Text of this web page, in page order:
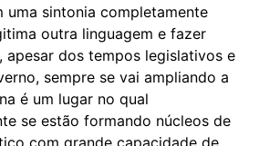
uma sintonia completamente
outra linguagem e fazer
dos tempos legislativos e
sempre se vai ampliando a
é um lugar no qual
se estão formando núcleos de
com grande capacidade de